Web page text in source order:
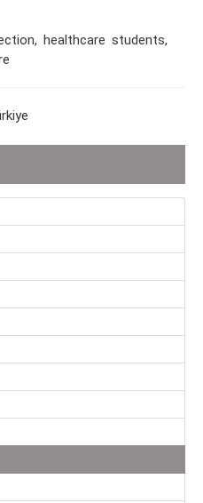
healthcare students,